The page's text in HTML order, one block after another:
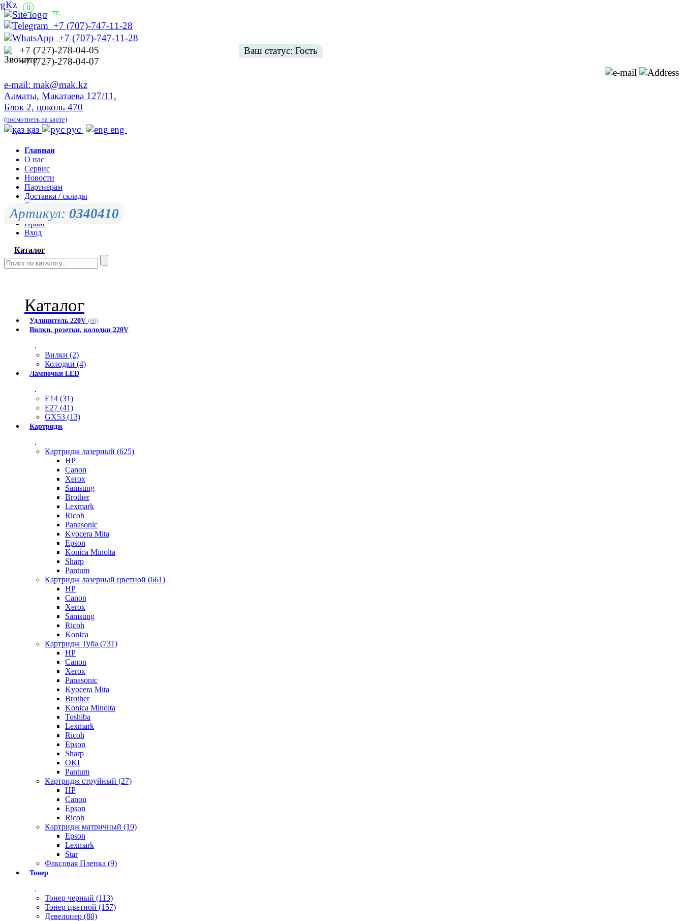
+7 (707)-747-11-28
+7 (707)-747-11-28
+7 (727)-278-04-05
+7 (727)-278-04-07
e-mail: mak@mak.kz
Алматы, Макатаева 127/11,
Блок 2, цоколь 470
(посмотреть на карте)
рус
қаз eng
Ваш статус: Гость
Главная
О нас
Сервис
Новости
Партнерам
Доставка / склады
Оплата
Контакты
Прайс
Вход
Каталог
0
- тг.
Каталог
Удлинитель 220V (60)
Вилки, розетки, колодки 220V
.
Вилки (2)
Колодки (4)
Лампочки LED
.
E14 (31)
E27 (41)
GX53 (13)
Картридж
.
Картридж лазерный (625)
HP
Canon
Xerox
Samsung
Brother
Lexmark
Ricoh
Panasonic
Kyocera Mita
Epson
Konica Minolta
Sharp
Pantum
Картридж лазерный цветной (661)
HP
Canon
Xerox
Samsung
Ricoh
Konica
Картридж Туба (731)
HP
Canon
Xerox
Panasonic
Kyocera Mita
Brother
Konica Minolta
Toshiba
Lexmark
Ricoh
Epson
Sharp
OKI
Pantum
Картридж струйный (27)
HP
Canon
Epson
Ricoh
Картридж матричный (19)
Epson
Lexmark
Star
Факсовая Пленка (9)
Тонер
.
Тонер черный (113)
Тонер цветной (157)
Девелопер (80)
Артикул: 0340410